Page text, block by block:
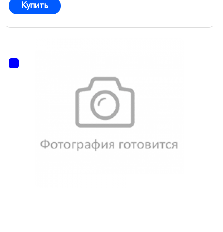
Купить